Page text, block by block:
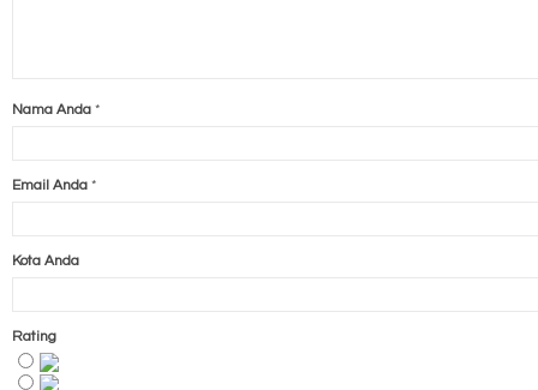
Nama Anda *
Email Anda *
Kota Anda
Rating